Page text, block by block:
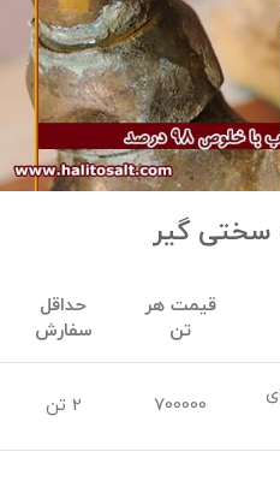
گیر
قیمت هر
تن
حداقل
سفارش
700000 2 تن